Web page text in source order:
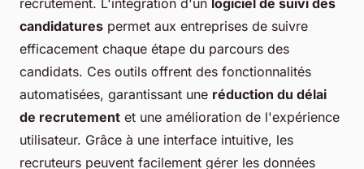
candidatures permet aux entreprises de suivre
efficacement chaque étape du parcours des
candidats. Ces outils offrent des fonctionnalités
automatisées, garantissant une réduction du délai
de recrutement et une amélioration de l'expérience
utilisateur. Grâce à une interface intuitive, les
recruteurs peuvent facilement gérer les données